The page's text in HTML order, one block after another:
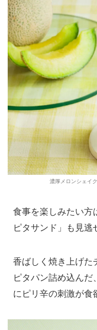
濃厚メロンシェイ
食事を楽しみたい方
ピタサンド」も見逃
香ばしく焼き上げた
ピタパン詰め込んだ
にピリ辛の刺激が食